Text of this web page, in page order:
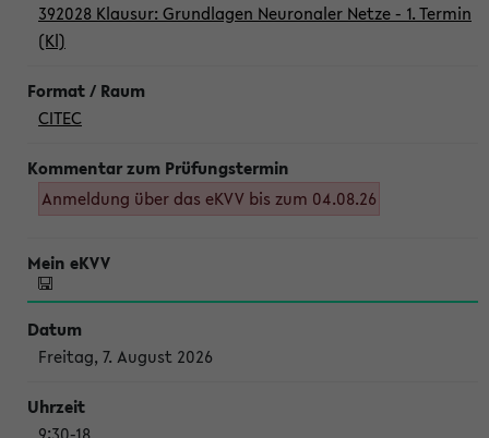
392028 Klausur: Grundlagen Neuronaler Netze - 1. Termin
(Kl)
CITEC
Anmeldung über das eKVV bis zum 04.08.26
Freitag, 7. August 2026